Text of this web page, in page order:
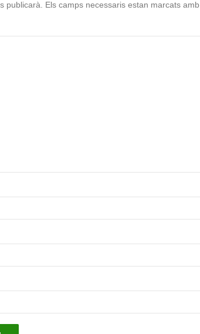
publicarà. Els camps necessaris estan marcats amb